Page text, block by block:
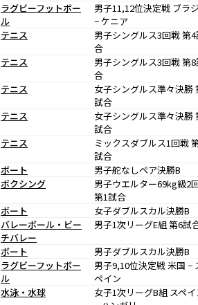
ラグビーフットボー
ル
男子11,12位決定戦 ブラ
− ケニア
テニス
男子シングルス3回戦 第
合
テニス
男子シングルス3回戦 第
合
テニス
女子シングルス準々決勝
試合
テニス
女子シングルス準々決勝
試合
テニス
ミックスダブルス1回戦
試合
ボート
男子舵なしペア決勝B
ボクシング
男子ウエルター69kg級2
第1試合
ボート
女子ダブルスカル決勝B
バレーボール・ビー
チバレー
男子1次リーグE組 第6試
ボート
男子ダブルスカル決勝B
ラグビーフットボー
ル
男子9,10位決定戦 米国 −
ペイン
水泳・水球
女子1次リーグB組 スペ